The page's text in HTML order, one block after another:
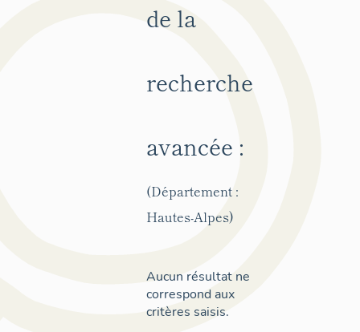
de la
recherche
avancée :
(Département :
Hautes-Alpes)
Aucun résultat ne
correspond aux
critères saisis.